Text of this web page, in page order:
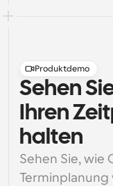
Produktdemo
Sehen
Ihren
halten
Sehen Sie, wie